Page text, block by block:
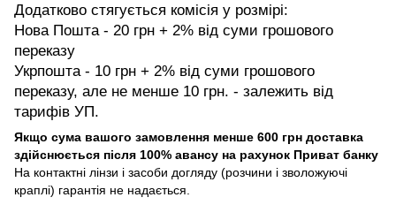
Додатково стягується комісія у розмірі:
Нова Пошта - 20 грн + 2% від суми грошового
переказу
Укрпошта - 10 грн + 2% від суми грошового
переказу, але не менше 10 грн. - залежить від
тарифів УП.
Якщо сума вашого замовлення менше 600 грн доставка
здійснюється після 100% авансу на рахунок Приват банку
На контактні лінзи і засоби догляду (розчини і зволожуючі
краплі) гарантія не надається.